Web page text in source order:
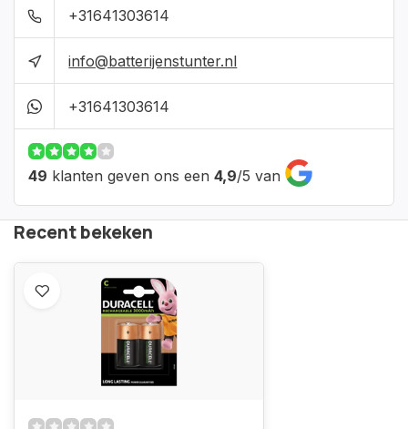
+31641303614
info@batterijenstunter.nl
+31641303614
49 klanten geven ons een 4,9/5 van
Recent bekeken